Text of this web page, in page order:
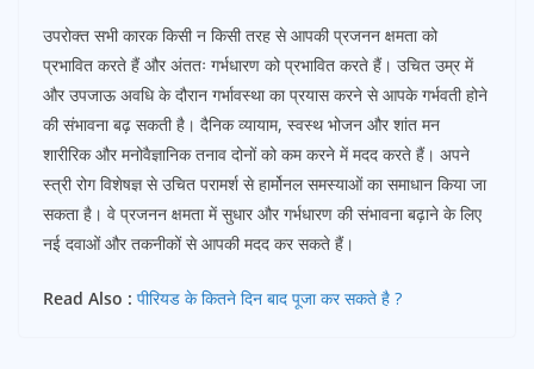
उपरोक्त सभी कारक किसी न किसी तरह से आपकी प्रजनन क्षमता को
प्रभावित करते हैं और अंततः गर्भधारण को प्रभावित करते हैं। उचित उम्र में
और उपजाऊ अवधि के दौरान गर्भावस्था का प्रयास करने से आपके गर्भवती होने
की संभावना बढ़ सकती है। दैनिक व्यायाम, स्वस्थ भोजन और शांत मन
शारीरिक और मनोवैज्ञानिक तनाव दोनों को कम करने में मदद करते हैं। अपने
स्त्री रोग विशेषज्ञ से उचित परामर्श से हार्मोनल समस्याओं का समाधान किया जा
सकता है। वे प्रजनन क्षमता में सुधार और गर्भधारण की संभावना बढ़ाने के लिए
नई दवाओं और तकनीकों से आपकी मदद कर सकते हैं।
Read Also : पीरियड के कितने दिन बाद पूजा कर सकते है ?